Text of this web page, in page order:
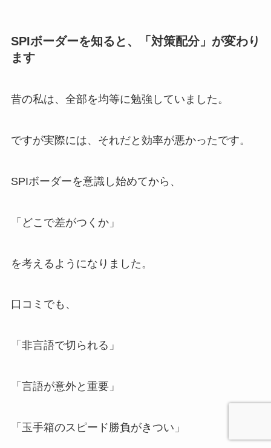
SPIボーダーを知ると、「対策配分」が変わり
ます
昔の私は、全部を均等に勉強していました。
ですが実際には、それだと効率が悪かったです。
SPIボーダーを意識し始めてから、
「どこで差がつくか」
を考えるようになりました。
口コミでも、
「非言語で切られる」
「言語が意外と重要」
「玉手箱のスピード勝負がきつい」